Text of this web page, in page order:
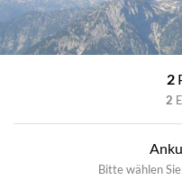
2
2
Bitte wählen